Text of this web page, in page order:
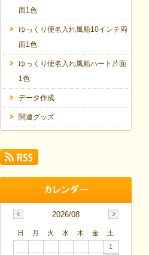
面1色
ゆっくり便名入れ風船10インチ両
面1色
ゆっくり便名入れ風船ハート片面
1色
データ作成
関連グッズ
2026/08
日 月 火 水 木 金
土
1